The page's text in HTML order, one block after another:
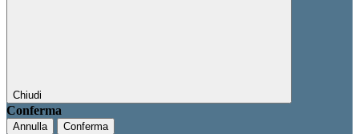
Chiudi
Conferma
Annulla Conferma